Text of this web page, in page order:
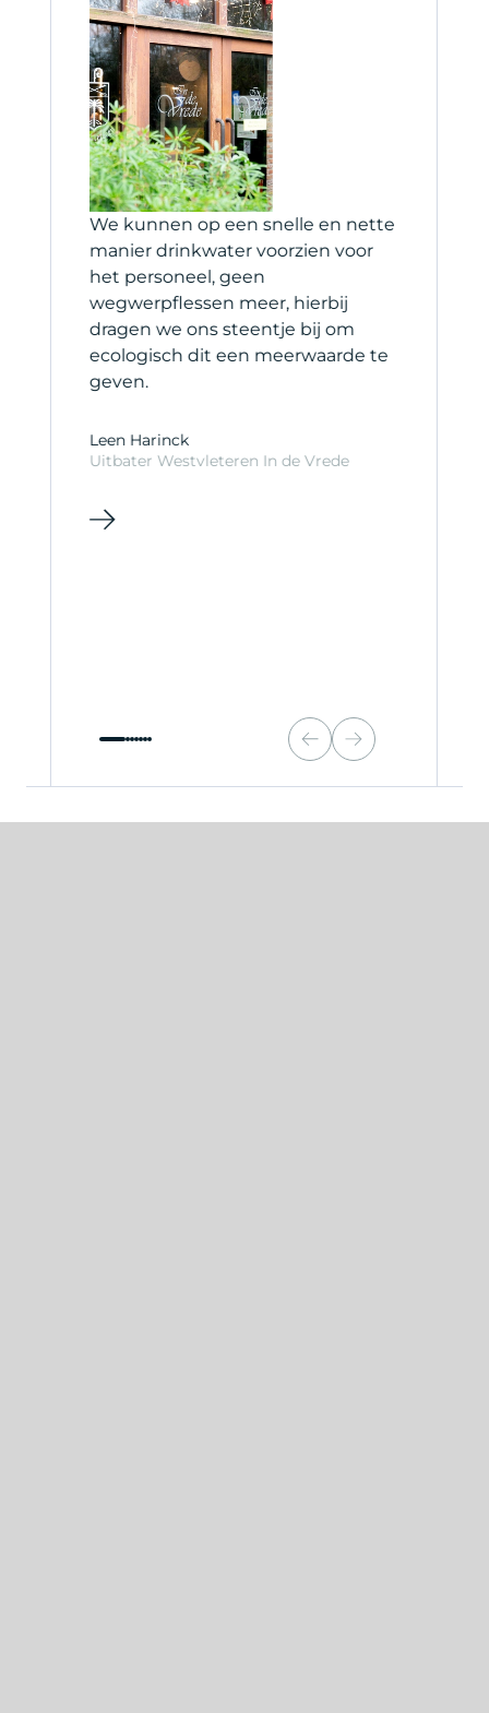
We kunnen op een snelle en nette
manier drinkwater voorzien voor
het personeel, geen
wegwerpflessen meer, hierbij
dragen we ons steentje bij om
ecologisch dit een meerwaarde te
geven.
Leen Harinck
Uitbater Westvleteren In de Vrede